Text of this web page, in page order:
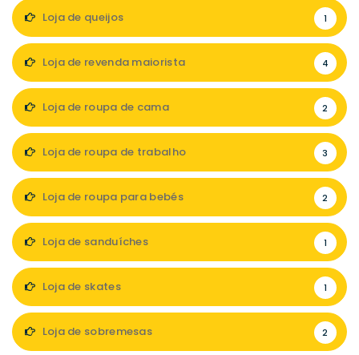
Loja de queijos 1
Loja de revenda maiorista 4
Loja de roupa de cama 2
Loja de roupa de trabalho 3
Loja de roupa para bebés 2
Loja de sanduíches 1
Loja de skates 1
Loja de sobremesas 2